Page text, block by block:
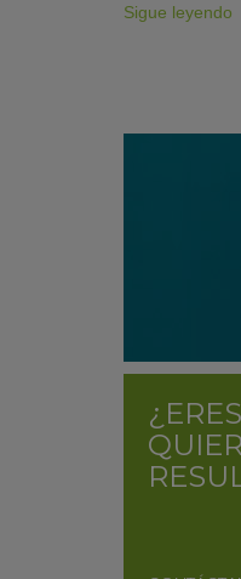
Sigue leyendo